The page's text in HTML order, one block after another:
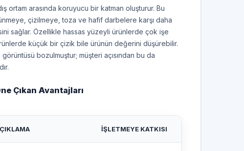
ortam arasında koruyucu bir katman oluşturur. Bu
çizilmeye, toza ve hafif darbelere karşı daha
sağlar. Özellikle hassas yüzeyli ürünlerde çok işe
küçük bir çizik bile ürünün değerini düşürebilir.
görüntüsü bozulmuştur; müşteri açısından bu da
Çıkan Avantajları
İŞLETMEYE KATKISI